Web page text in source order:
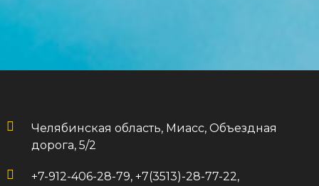
Челябинская область, Миасс, Объездная
дорога, 5/2
+7-912-406-28-79, +7(3513)-28-77-22,